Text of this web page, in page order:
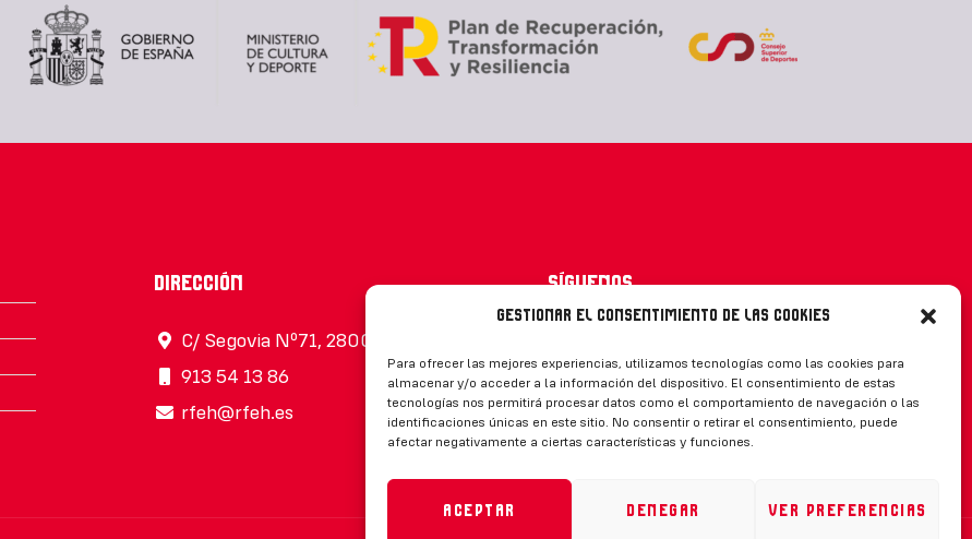
Gestionar el consentimiento de las cookies
Para ofrecer las mejores experiencias, utilizamos tecnologías como las cookies para
almacenar y/o acceder a la información del dispositivo. El consentimiento de estas
tecnologías nos permitirá procesar datos como el comportamiento de navegación o las
identificaciones únicas en este sitio. No consentir o retirar el consentimiento, puede
afectar negativamente a ciertas características y funciones.
Aceptar Denegar Ver preferencias
Dirección
C/ Segovia Nº71, 28005, Madrid
913 54 13 86
rfeh@rfeh.es
Síguenos
CONTACTO